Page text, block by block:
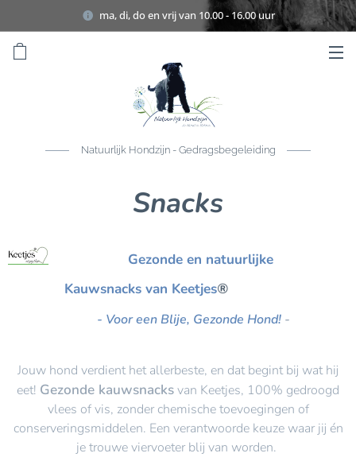
ma, di, do en vrij van 10.00 - 16.00 uur
Natuurlijk Hondzijn - Gedragsbegeleiding
Snacks
Gezonde en natuurlijke
Kauwsnacks van Keetjes®
- Voor een Blije, Gezonde Hond! -
Jouw hond verdient het allerbeste, en dat begint bij wat hij
eet! Gezonde kauwsnacksvan Keetjes, 100% gedroogd
vlees of vis, zonder chemische toevoegingen of
conserveringsmiddelen. Een verantwoorde keuze waar jij én
je trouwe viervoeter blij van worden.